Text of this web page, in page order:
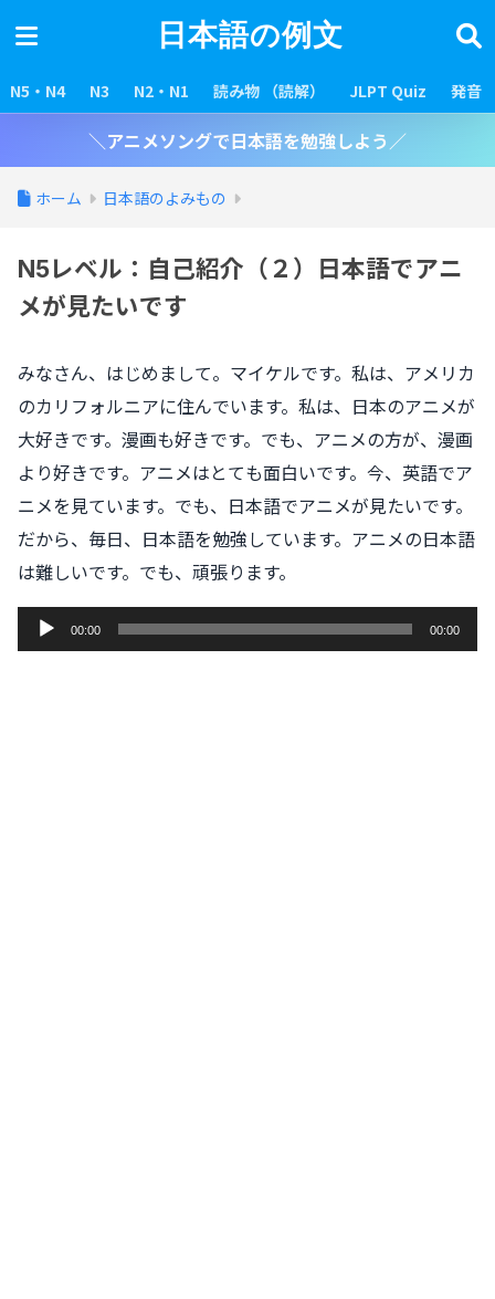
日本語の例文
N5・N4 N3 N2・N1 読み物 （読解） JLPT Quiz 発音
＼アニメソングで日本語を勉強しよう／
ホーム 日本語のよみもの
N5レベル：自己紹介（２）日本語でアニ
メが見たいです
みなさん、はじめまして。マイケルです。私は、アメリカ
のカリフォルニアに住んでいます。私は、日本のアニメが
大好きです。漫画も好きです。でも、アニメの方が、漫画
より好きです。アニメはとても面白いです。今、英語でア
ニメを見ています。でも、日本語でアニメが見たいです。
だから、毎日、日本語を勉強しています。アニメの日本語
は難しいです。でも、頑張ります。
声
00:00 00:00